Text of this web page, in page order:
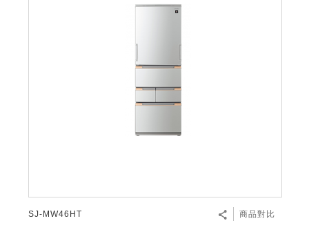
SJ-MW46HT 商品對比